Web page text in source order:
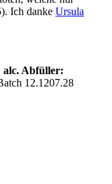
Ich danke Ursula
alc. Abfüller:
12.1207.28